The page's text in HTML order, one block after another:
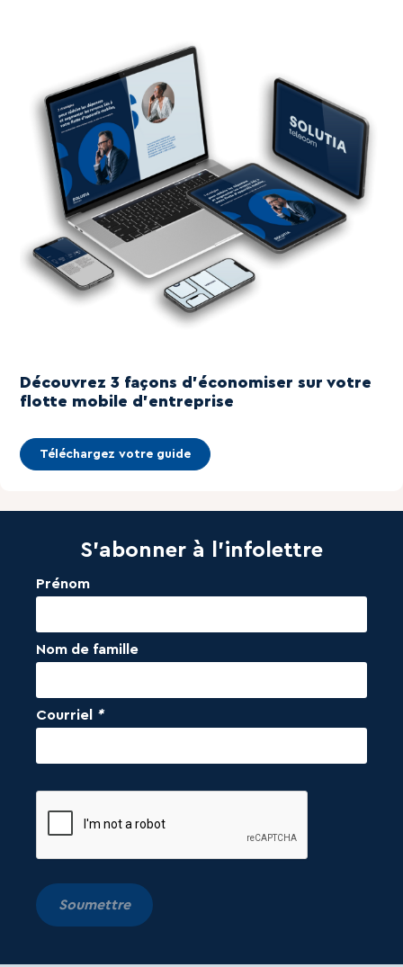
Découvrez 3 façons d'économiser sur votre
flotte mobile d'entreprise
Téléchargez votre guide
S'abonner à l'infolettre
Prénom
Nom de famille
Courriel *
Soumettre